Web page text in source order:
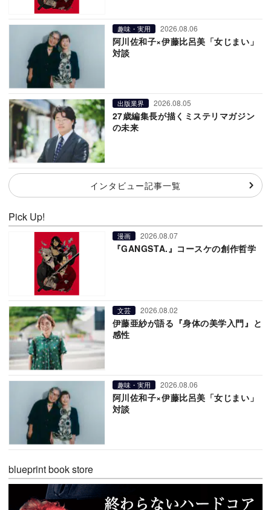
趣味・実用 2026.08.06
阿川佐和子×伊藤比呂美「女じまい」
対談
出版業界 2026.08.05
27歳編集長が描くミステリマガジン
の未来
インタビュー記事一覧
Pick Up!
漫画 2026.08.07
『GANGSTA.』コースケの創作哲学
文芸 2026.08.02
伊藤亜紗が語る『身体の美学入門』と
感性
趣味・実用 2026.08.06
阿川佐和子×伊藤比呂美「女じまい」
対談
blueprint book store